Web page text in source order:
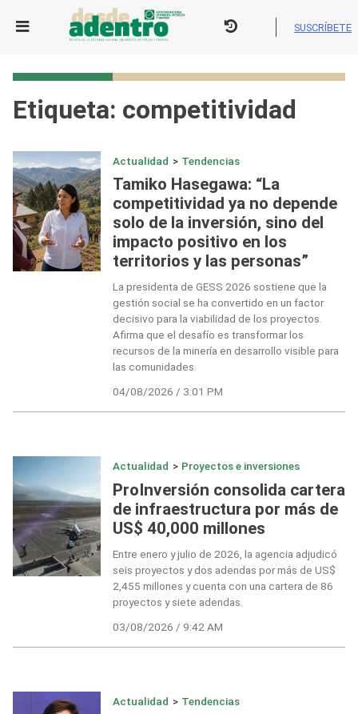
SUSCRÍBETE
Etiqueta: competitividad
Actualidad > Tendencias
Tamiko Hasegawa: “La
competitividad ya no depende
solo de la inversión, sino del
impacto positivo en los
territorios y las personas”
La presidenta de GESS 2026 sostiene que la
gestión social se ha convertido en un factor
decisivo para la viabilidad de los proyectos.
Afirma que el desafío es transformar los
recursos de la minería en desarrollo visible para
las comunidades.
04/08/2026 / 3:01 PM
Actualidad > Proyectos e inversiones
ProInversión consolida cartera
de infraestructura por más de
US$ 40,000 millones
Entre enero y julio de 2026, la agencia adjudicó
seis proyectos y dos adendas por más de US$
2,455 millones y cuenta con una cartera de 86
proyectos y siete adendas.
03/08/2026 / 9:42 AM
Actualidad > Tendencias